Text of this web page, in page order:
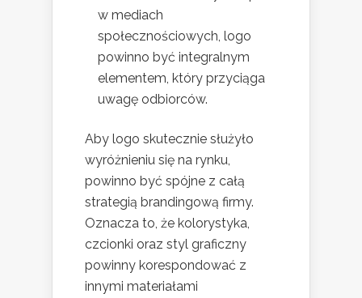
w mediach
społecznościowych, logo
powinno być integralnym
elementem, który przyciąga
uwagę odbiorców.
Aby logo skutecznie służyło
wyróżnieniu się na rynku,
powinno być spójne z całą
strategią brandingową firmy.
Oznacza to, że kolorystyka,
czcionki oraz styl graficzny
powinny korespondować z
innymi materiałami